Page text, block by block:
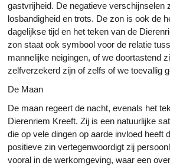
gastvrijheid. De negatieve verschijnselen
losbandigheid en trots. De zon is ook de
dagelijkse tijd en het teken van de
zon staat ook symbool voor de relatie
mannelijke neigingen, of we doortastend
zelfverzekerd zijn of zelfs of we toevallig
De Maan
De maan regeert de nacht, evenals het
Dierenriem Kreeft. Zij is een natuurlijke
die op vele dingen op aarde invloed heeft
positieve zin vertegenwoordigt zij
vooral in de werkomgeving, waar een